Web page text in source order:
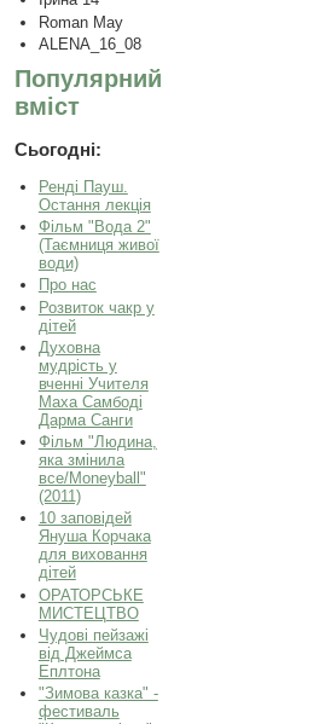
Roman May
ALENA_16_08
Популярний
вміст
Сьогодні:
Ренді Пауш.
Остання лекція
Фільм "Вода 2"
(Таємниця живої
води)
Про нас
Розвиток чакр у
дітей
Духовна
мудрість у
вченні Учителя
Маха Самбоді
Дарма Санги
Фільм "Людина,
яка змінила
все/Moneyball"
(2011)
10 заповідей
Януша Корчака
для виховання
дітей
ОРАТОРСЬКЕ
МИСТЕЦТВО
Чудові пейзажі
від Джеймса
Еплтона
"Зимова казка" -
фестиваль